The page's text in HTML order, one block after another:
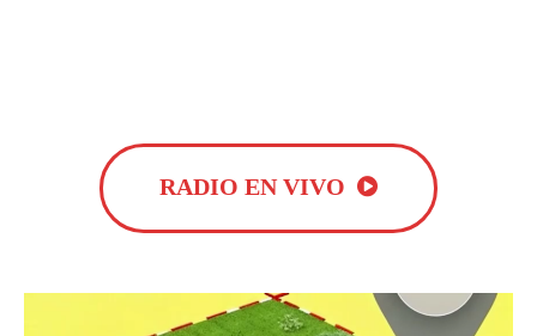
RADIO EN VIVO